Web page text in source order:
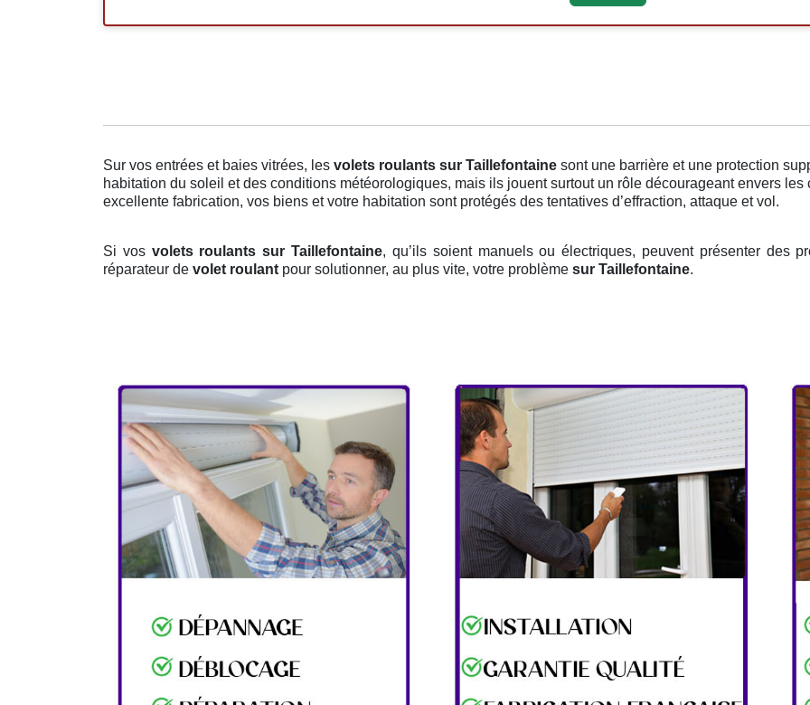
Sur vos entrées et baies vitrées, les volets roulants sur Taillefontaine sont une barrière et une protection
habitation du soleil et des conditions météorologiques, mais ils jouent surtout un rôle décourageant envers
excellente fabrication, vos biens et votre habitation sont protégés des tentatives d’effraction, attaque et vol.
Si vos volets roulants sur Taillefontaine, qu’ils soient manuels ou électriques, peuvent présenter des
réparateur de volet roulant pour solutionner, au plus vite, votre problème sur Taillefontaine.